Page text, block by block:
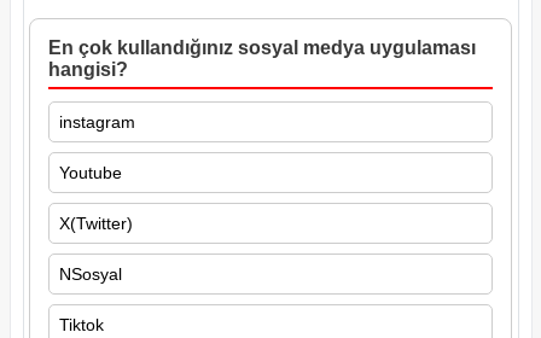
En çok kullandığınız sosyal medya uygulaması
hangisi?
instagram
Youtube
X(Twitter)
NSosyal
Tiktok